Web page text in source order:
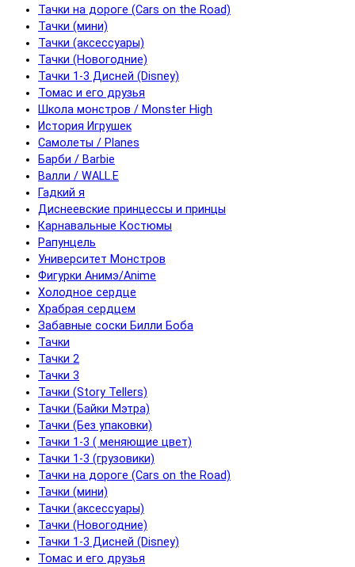
Тачки на дороге (Cars on the Road)
Тачки (мини)
Тачки (аксессуары)
Тачки (Новогодние)
Тачки 1-3 Дисней (Disney)
Томас и его друзья
Школа монстров / Monster High
История Игрушек
Самолеты / Planes
Барби / Barbie
Валли / WALL.E
Гадкий я
Диснеевские принцессы и принцы
Карнавальные Костюмы
Рапунцель
Университет Монстров
Фигурки Анимэ/Anime
Холодное сердце
Храбрая сердцем
Забавные соски Билли Боба
Тачки
Тачки 2
Тачки 3
Тачки (Story Tellers)
Тачки (Байки Мэтра)
Тачки (Без упаковки)
Тачки 1-3 ( меняющие цвет)
Тачки 1-3 (грузовики)
Тачки на дороге (Cars on the Road)
Тачки (мини)
Тачки (аксессуары)
Тачки (Новогодние)
Тачки 1-3 Дисней (Disney)
Томас и его друзья